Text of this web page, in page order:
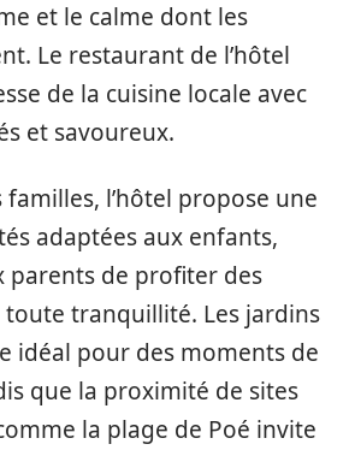
et le calme dont les
Le restaurant de l’hôtel
de la cuisine locale avec
et savoureux.
l’hôtel propose une
adaptées aux enfants,
parents de profiter des
tranquillité. Les jardins
idéal pour des moments de
que la proximité de sites
la plage de Poé invite